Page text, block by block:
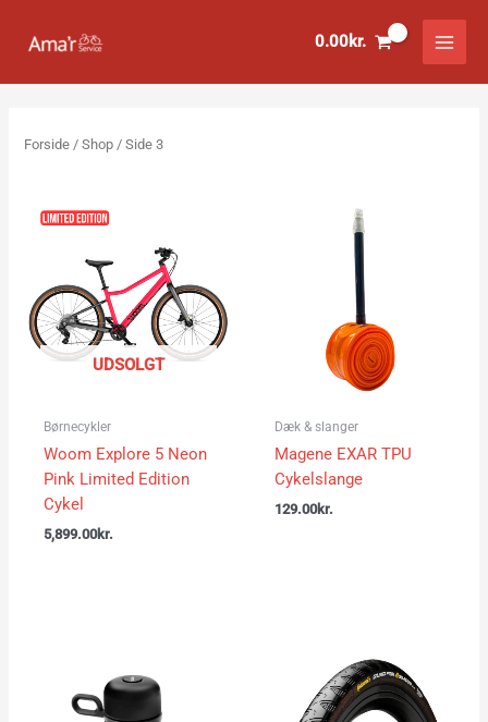
0.00kr.
Forside /Shop / Side 3
UDSOLGT
Børnecykler
Woom Explore 5 Neon
Pink Limited Edition
Cykel
5,899.00kr.
Dæk & slanger
Magene EXAR TPU
Cykelslange
129.00kr.